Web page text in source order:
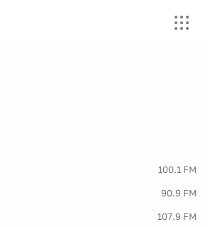
100.1 FM
90.9 FM
107.9 FM